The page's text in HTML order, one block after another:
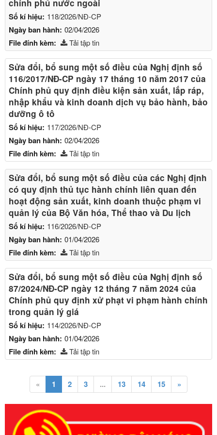
chính phủ nước ngoài
Số kí hiệu: 118/2026/NĐ-CP
Ngày ban hành: 02/04/2026
File đính kèm: Tải tập tin
Sửa đổi, bổ sung một số điều của Nghị định số
116/2017/NĐ-CP ngày 17 tháng 10 năm 2017 của
Chính phủ quy định điều kiện sản xuất, lắp ráp,
nhập khẩu và kinh doanh dịch vụ bảo hành, bảo
dưỡng ô tô
Số kí hiệu: 117/2026/NĐ-CP
Ngày ban hành: 02/04/2026
File đính kèm: Tải tập tin
Sửa đổi, bổ sung một số điều của các Nghị định
có quy định thủ tục hành chính liên quan đến
hoạt động sản xuất, kinh doanh thuộc phạm vi
quản lý của Bộ Văn hóa, Thể thao và Du lịch
Số kí hiệu: 116/2026/NĐ-CP
Ngày ban hành: 01/04/2026
File đính kèm: Tải tập tin
Sửa đổi, bổ sung một số điều của Nghị định số
87/2024/NĐ-CP ngày 12 tháng 7 năm 2024 của
Chính phủ quy định xử phạt vi phạm hành chính
trong quản lý giá
Số kí hiệu: 114/2026/NĐ-CP
Ngày ban hành: 01/04/2026
File đính kèm: Tải tập tin
« 1 2 3 ... 13 14 15 »